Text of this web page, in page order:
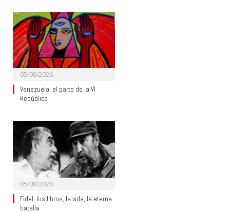
05/08/2026
Venezuela: el parto de la VI
República
05/08/2026
Fidel, los libros, la vida, la eterna
batalla